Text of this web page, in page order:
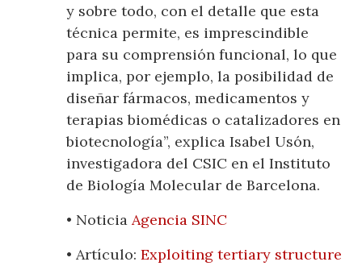
y sobre todo, con el detalle que esta
técnica permite, es imprescindible
para su comprensión funcional, lo que
implica, por ejemplo, la posibilidad de
diseñar fármacos, medicamentos y
terapias biomédicas o catalizadores en
biotecnología”, explica Isabel Usón,
investigadora del CSIC en el Instituto
de Biología Molecular de Barcelona.
• NoticiaAgencia SINC
• Artículo:Exploiting tertiary structure